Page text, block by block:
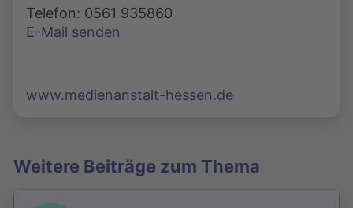
Telefon: 0561 935860
E-Mail senden
www.medienanstalt-hessen.de
Weitere Beiträge zum Thema